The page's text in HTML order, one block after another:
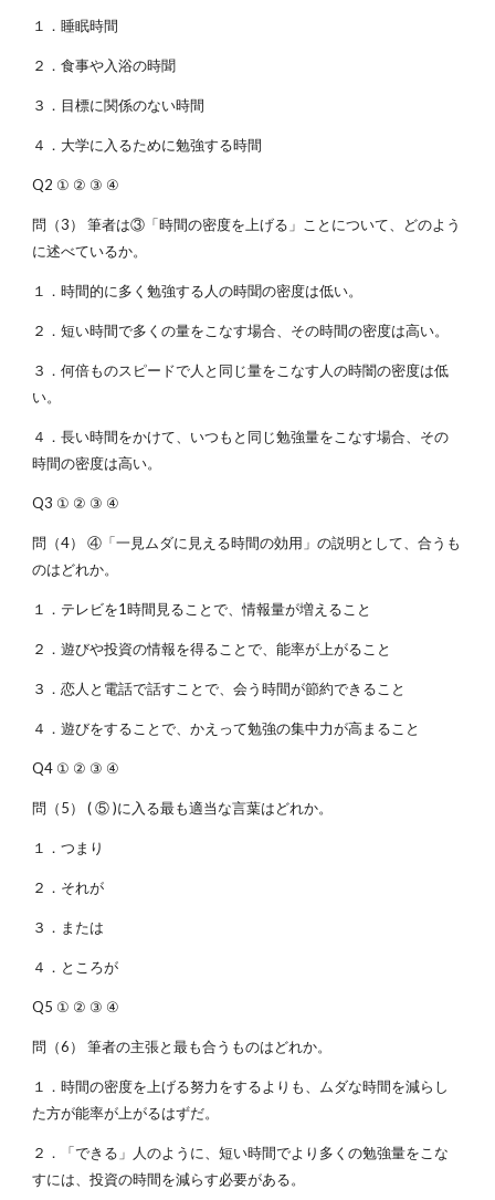
１．睡眠時間
２．食事や入浴の時聞
３．目標に関係のない時間
４．大学に入るために勉強する時間
Q2 ① ② ③ ④
問（3） 筆者は③「時間の密度を上げる」ことについて、どのよう
に述べているか。
１．時間的に多く勉強する人の時聞の密度は低い。
２．短い時間で多くの量をこなす場合、その時間の密度は高い。
３．何倍ものスピードで人と同じ量をこなす人の時闇の密度は低
い。
４．長い時間をかけて、いつもと同じ勉強量をこなす場合、その
時間の密度は高い。
Q3 ① ② ③ ④
問（4） ④「一見ムダに見える時間の効用」の説明として、合うも
のはどれか。
１．テレビを1時間見ることで、情報量が増えること
２．遊びや投資の情報を得ることで、能率が上がること
３．恋人と電話で話すことで、会う時間が節約できること
４．遊びをすることで、かえって勉強の集中力が高まること
Q4 ① ② ③ ④
問（5） ( ⑤ )に入る最も適当な言葉はどれか。
１．つまり
２．それが
３．または
４．ところが
Q5 ① ② ③ ④
問（6） 筆者の主張と最も合うものはどれか。
１．時間の密度を上げる努力をするよりも、ムダな時間を減らし
た方が能率が上がるはずだ。
２．「できる」人のように、短い時間でより多くの勉強量をこな
すには、投資の時間を減らす必要がある。